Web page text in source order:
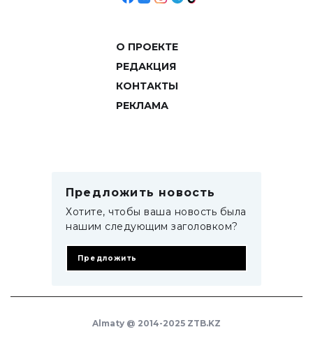
О ПРОЕКТЕ
РЕДАКЦИЯ
КОНТАКТЫ
РЕКЛАМА
Предложить новость
Хотите, чтобы ваша новость была
нашим следующим заголовком?
Предложить
Almaty @ 2014-2025 ZTB.KZ